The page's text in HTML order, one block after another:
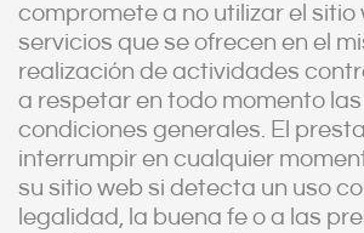
compromete a no utilizar el sitio
servicios que se ofrecen en el
realización de actividades
a respetar en todo momento
condiciones generales. El
interrumpir en cualquier
su sitio web si detecta un uso
legalidad, la buena fe o a las